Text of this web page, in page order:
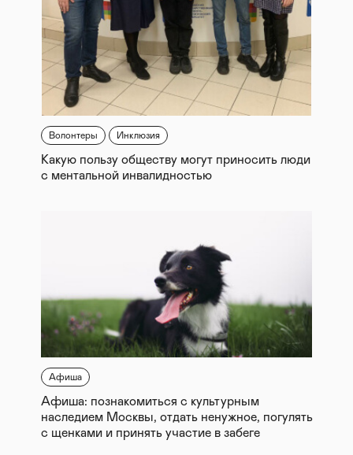
Волонтеры Инклюзия
Какую пользу обществу могут приносить люди
с ментальной инвалидностью
Афиша
Афиша: познакомиться с культурным
наследием Москвы, отдать ненужное, погулять
с щенками и принять участие в забеге